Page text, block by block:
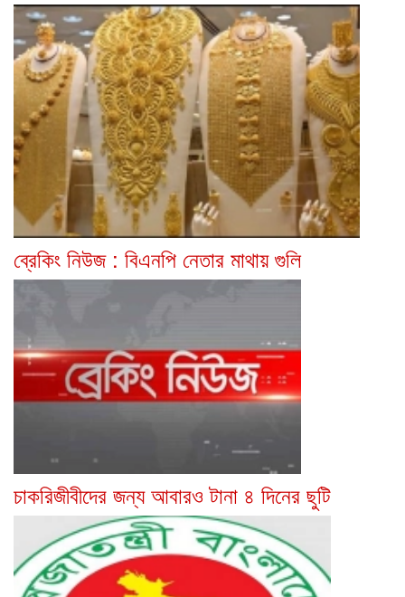
ব্রেকিং নিউজ : বিএনপি নেতার মাথায় গুলি
চাকরিজীবীদের জন্য আবারও টানা ৪ দিনের ছুটি